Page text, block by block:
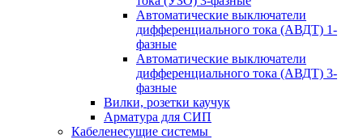
Автоматические выключатели
дифференциального тока (АВДТ) 1-
фазные
Автоматические выключатели
дифференциального тока (АВДТ) 3-
фазные
Вилки, розетки каучук
Арматура для СИП
Кабеленесущие системы